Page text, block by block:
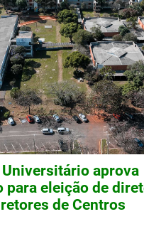
aprova
para eleição de
de Centros